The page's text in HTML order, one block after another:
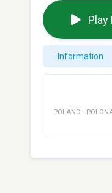
Play
Information
POLAND ·